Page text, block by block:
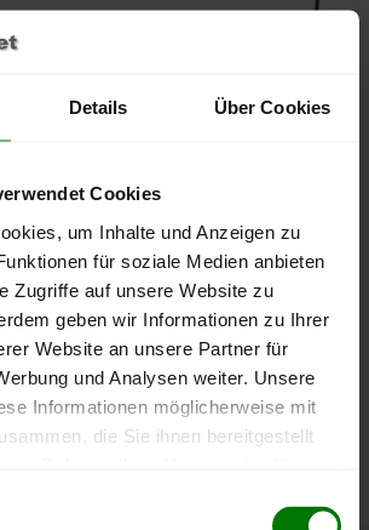
Details Über Cookies
Cookies
um Inhalte und Anzeigen zu
für soziale Medien anbieten
Zugriffe auf unsere Website zu
geben wir Informationen zu Ihrer
Website an unsere Partner für
und Analysen weiter. Unsere
Informationen möglicherweise mit
die Sie ihnen bereitgestellt
lose Ware Sackware
Januar
2026
Mai
2026
für Holzpellets in Deutschland
auf unsererPelletspreise-Seite